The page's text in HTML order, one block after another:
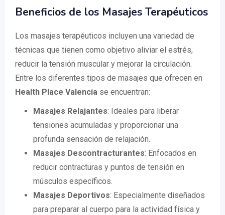
Beneficios de los Masajes Terapéuticos
Los masajes terapéuticos incluyen una variedad de
técnicas que tienen como objetivo aliviar el estrés,
reducir la tensión muscular y mejorar la circulación.
Entre los diferentes tipos de masajes que ofrecen en
Health Place Valencia se encuentran:
Masajes Relajantes: Ideales para liberar
tensiones acumuladas y proporcionar una
profunda sensación de relajación.
Masajes Descontracturantes: Enfocados en
reducir contracturas y puntos de tensión en
músculos específicos.
Masajes Deportivos: Especialmente diseñados
para preparar al cuerpo para la actividad física y